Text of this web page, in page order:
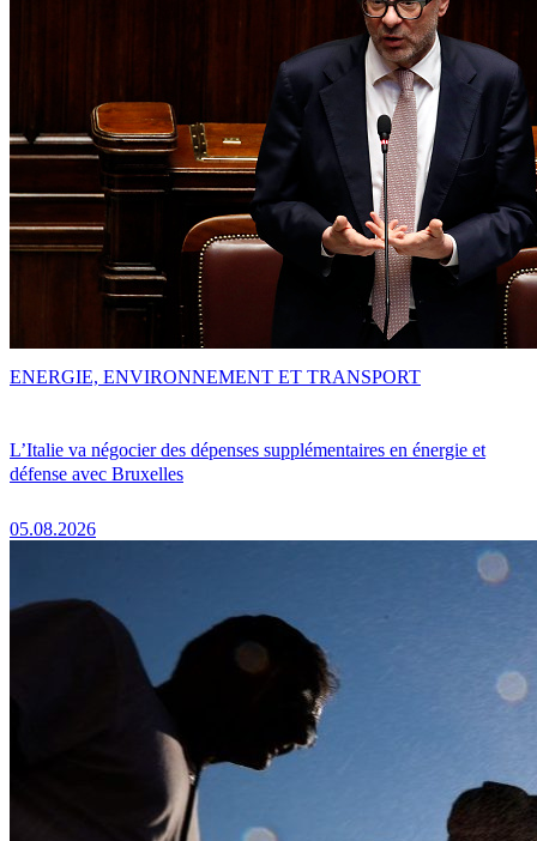
L’Italie va négocier des dépenses supplémentaires en énergie et
défense avec Bruxelles
05.08.2026
ENERGIE, ENVIRONNEMENT ET TRANSPORT